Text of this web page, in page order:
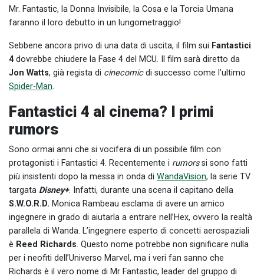
Mr. Fantastic, la Donna Invisibile, la Cosa e la Torcia Umana
faranno il loro debutto in un lungometraggio!
Sebbene ancora privo di una data di uscita, il film sui Fantastici
4dovrebbe chiudere la Fase 4 del MCU. Il film sarà diretto da
Jon Watts, già regista di cinecomicdi successo come l’ultimo
Spider-Man.
Fantastici 4 al cinema? I primi
rumors
Sono ormai anni che si vocifera di un possibile film con
protagonisti i Fantastici 4. Recentemente i rumorssi sono fatti
più insistenti dopo la messa in onda di WandaVision, la serie TV
targata Disney+. Infatti, durante una scena il capitano della
S.W.O.R.D. Monica Rambeau esclama di avere un amico
ingegnere in grado di aiutarla a entrare nell’Hex, ovvero la realtà
parallela di Wanda. L’ingegnere esperto di concetti aerospaziali
è Reed Richards. Questo nome potrebbe non significare nulla
per i neofiti dell’Universo Marvel, ma i veri fan sanno che
Richards è il vero nome di Mr Fantastic, leader del gruppo di